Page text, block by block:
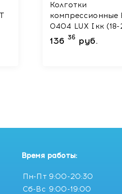
Колготки
компрессионные
0404 LUX Iкк (18-21
mmHg) Черный размер
3 Рост 1
136 36 руб.
Время работы:
Пн-Пт 9:00-20:30
Сб-Вс 9:00-19:00